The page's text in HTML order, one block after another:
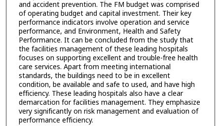
and accident prevention. The FM budget was comprised
of operating budget and capital investment. Their key
performance indicators involve operation and service
performance, and Environment, Health and Safety
Performance. It can be concluded from the study that
the facilities management of these leading hospitals
focuses on supporting excellent and trouble-free health
care services. Apart from meeting international
standards, the buildings need to be in excellent
condition, be available and safe to used, and have high
efficiency. These leading hospitals also have a clear
demarcation for facilities management. They emphasize
very significantly on risk management and evaluation of
performance efficiency.